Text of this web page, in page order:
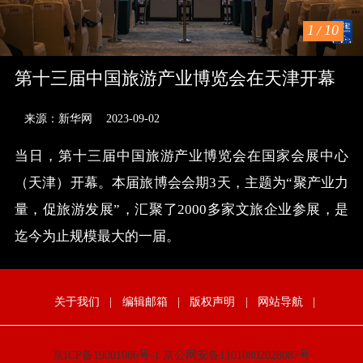
1 /10
第十三届中国旅游产业博览会在天津开幕
来源：新华网 2023-09-02
当日，第十三届中国旅游产业博览会在国家会展中心
（天津）开幕。本届旅博会会期3天，主题为“聚产业力
量，促旅游发展”，汇聚了2000多家文旅企业参展，是
迄今为止规模最大的一届。
关于我们 | 编辑邮箱 | 版权声明 | 网站导航 |
京ICP备19001086号-1 京公网安备11010802028087号